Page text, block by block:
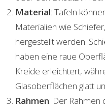
Material: Tafeln
Materialien wie
hergestellt werden.
haben eine raue
Kreide erleichtert,
Glasoberflächen glatt
Rahmen: Der Rahmen